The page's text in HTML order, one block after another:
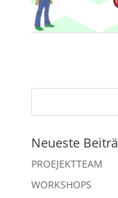
Neueste
PROEJEKTTEAM
WORKSHOPS